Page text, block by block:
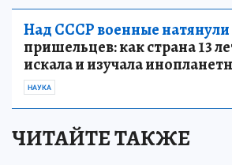
Над СССР военные натянули
пришельцев: как страна 13
искала и изучала
НАУКА
ЧИТАЙТЕ ТАКЖЕ